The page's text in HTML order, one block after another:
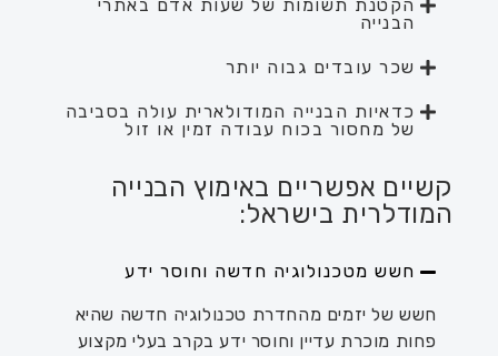
הקטנת תשומות של שעות אדם באתרי
הבנייה
שכר עובדים גבוה יותר
כדאיות הבנייה המודולארית עולה בסביבה
של מחסור בכוח עבודה זמין או זול
קשיים אפשריים באימוץ הבנייה
המודלרית בישראל:
חשש מטכנולוגיה חדשה וחוסר ידע
חשש של יזמים מהחדרת טכנולוגיה חדשה שהיא
פחות מוכרת עדיין וחוסר ידע בקרב בעלי מקצוע